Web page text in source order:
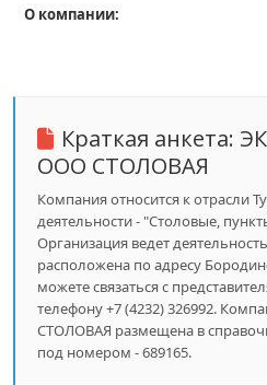
О компании:
Краткая анкета:
ООО СТОЛОВАЯ
Компания относится к отрасли
деятельности - "Столовые,
Организация ведет
расположена по адресу
можете связаться с
телефону +7 (4232) 326992.
СТОЛОВАЯ размещена в
под номером - 689165.